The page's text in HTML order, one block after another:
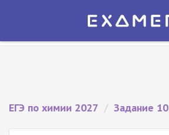
Экзамер — ЕГЭ 2027
ЕГЭ по химии 2027 / Задание 10